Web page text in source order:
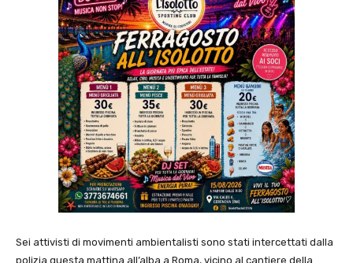
Sei attivisti di movimenti ambientalisti sono stati intercettati dalla
polizia questa mattina all’alba a Roma, vicino al cantiere della